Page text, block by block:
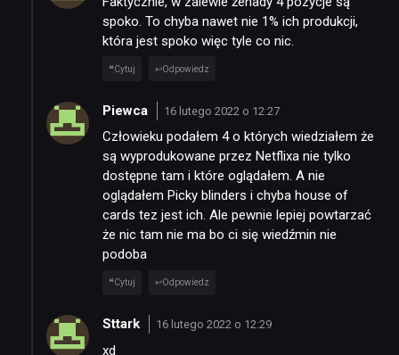
spoko. To chyba nawet nie 1% ich produkcji,
która jest spoko więc tyle co nic.
Cytuj Odpowiedz
Piewca 16 lutego 2022 o 12:27
Człowieku podałem 4 o których wiedziałem że
są wyprodukowane przez Netflixa nie tylko
dostępne tam i które oglądałem. A nie
oglądałem Picky blinders i chyba house of
cards tez jest ich. Ale pewnie lepiej powtarzać
że nic tam nie ma bo ci się wiedźmin nie
podoba
Cytuj Odpowiedz
Sttark 16 lutego 2022 o 12:29
xd